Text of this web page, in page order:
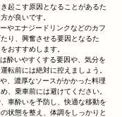
起こす原因となることがあるた
が良いです。
やエナジードリンクなどのカフ
り、興奮させる要因となるた
おすすめします。
酔いやすくする要因や、気分を
転前には絶対に控えましょう。
、濃厚なソースがかかった料理
、乗車前には避けてください。
車酔いを予防し、快適な移動を
状態を整え、体調をしっかりと